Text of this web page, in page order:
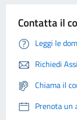
Contatta il
Leggi le
Richiedi
Chiama il
Prenota un